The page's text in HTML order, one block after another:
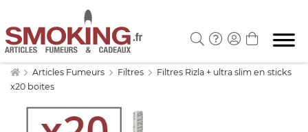
Articles Fumeurs Filtres
Filtres Rizla + ultra slim en sticks
x20 boites